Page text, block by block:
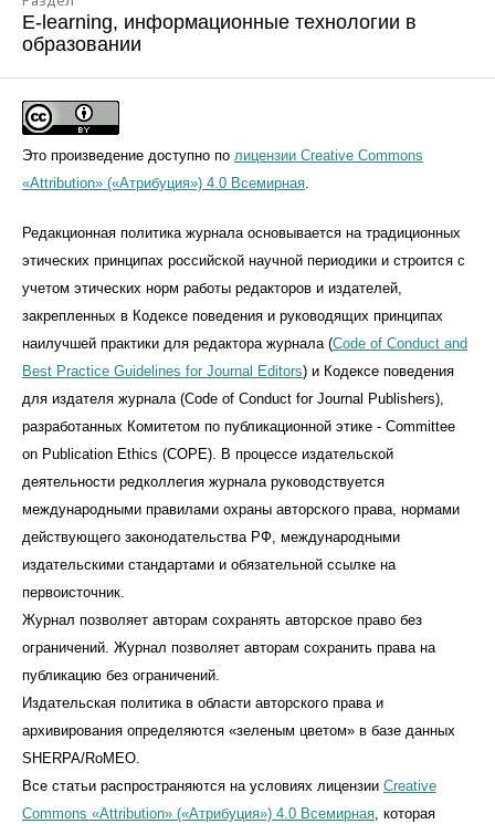
E-learning, информационные технологии в
образовании
Это произведение доступно по лицензии Creative Commons
«Attribution» («Атрибуция») 4.0 Всемирная.
Редакционная политика журнала основывается на традиционных
этических принципах российской научной периодики и строится с
учетом этических норм работы редакторов и издателей,
закрепленных в Кодексе поведения и руководящих принципах
наилучшей практики для редактора журнала (Code of Conduct and
Best Practice Guidelines for Journal Editors) и Кодексе поведения
для издателя журнала (Code of Conduct for Journal Publishers),
разработанных Комитетом по публикационной этике - Committee
on Publication Ethics (COPE). В процессе издательской
деятельности редколлегия журнала руководствуется
международными правилами охраны авторского права, нормами
действующего законодательства РФ, международными
издательскими стандартами и обязательной ссылке на
первоисточник.
Журнал позволяет авторам сохранять авторское право без
ограничений. Журнал позволяет авторам сохранить права на
публикацию без ограничений.
Издательская политика в области авторского права и
архивирования определяются «зеленым цветом» в базе данных
SHERPA/RoMEO.
Все статьи распространяются на условиях лицензии Creative
Commons «Attribution» («Атрибуция») 4.0 Всемирная, которая